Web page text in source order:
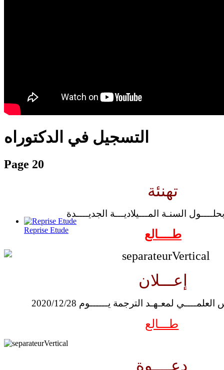
Reprise Etude
التسجيل في الدكتوراه
Page 20
تهنئة
السنـة المـــيلاديـــة الجديــــدة
طــــالع
إعـــلان
لمعـهـد الترجمة يــــــوم 2020/12/28
طـــالع
دعــــوة